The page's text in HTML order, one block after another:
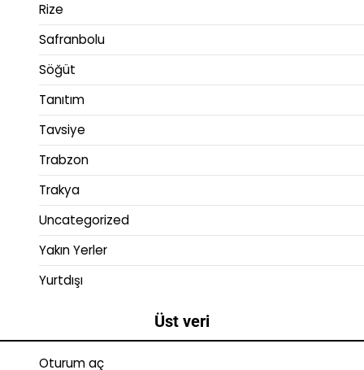
Rize
Safranbolu
Söğüt
Tanıtım
Tavsiye
Trabzon
Trakya
Uncategorized
Yakın Yerler
Yurtdışı
Üst veri
Oturum aç